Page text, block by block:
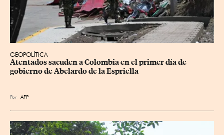
GEOPOLÍTICA
Atentados sacuden a Colombia en el primer día de
gobierno de Abelardo de la Espriella
Por AFP